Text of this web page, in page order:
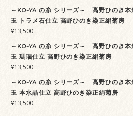
～KO-YA の糸 シリーズ～ 高野ひのき本
玉 トラメ石仕立 高野ひのき染正絹菊房
¥13,500
～KO-YA の糸 シリーズ～ 高野ひのき本
玉 瑪瑙仕立 高野ひのき染正絹菊房
¥13,500
～KO-YA の糸 シリーズ～ 高野ひのき本
玉 本水晶仕立 高野ひのき染正絹菊房
¥13,500